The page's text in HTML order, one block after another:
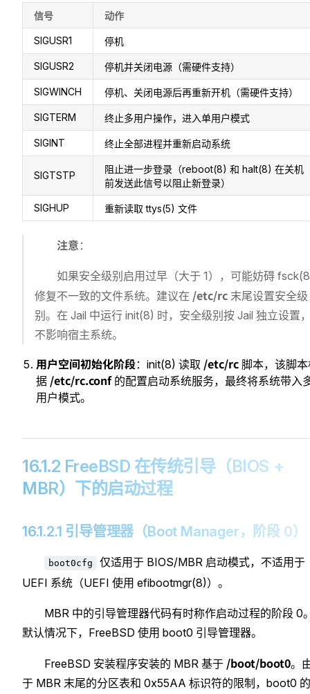
信号 动作
SIGUSR1 停机
SIGUSR2 停机并关闭电源（需硬件支持）
SIGWINCH 停机、关闭电源后再重新开机（需硬件支持）
SIGTERM 终止多用户操作，进入单用户模式
SIGINT 终止全部进程并重新启动系统
SIGTSTP
阻止进一步登录（reboot(8) 和 halt(8) 在关机
前发送此信号以阻止新登录）
SIGHUP 重新读取 ttys(5) 文件
注意 ：
如果安全级别启用过早（大于 1），可能妨碍
修复不一致的文件系统。建议在 /etc/rc 末尾设置安全级
别。在 Jail 中运行 init(8) 时，安全级别按 Jail 独立设置
不影响宿主系统。
用户空间初始化阶段：init(8) 读取 /etc/rc 脚本，该脚
据 /etc/rc.conf的配置启动系统服务，最终将系统带入
用户模式。
16.1.2 FreeBSD 在传统引导（BIOS +
MBR）下的启动过程
16.1.2.1 引导管理器（Boot Manager，阶段 0）
boot0cfg
仅适用于 BIOS/MBR 启动模式，不适用于
UEFI 系统（UEFI 使用 efibootmgr(8)）。
MBR 中的引导管理器代码有时称作启动过程的阶段 0
默认情况下，FreeBSD 使用 boot0 引导管理器。
FreeBSD 安装程序安装的 MBR 基于 /boot/boot0。
于 MBR 末尾的分区表和 0x55AA 标识符的限制，boot0 的